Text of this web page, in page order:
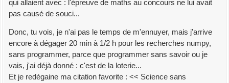
qui allaient avec : l'épreuve de maths au concours ne lui avait
pas causé de souci...
Donc, tu vois, je n'ai pas le temps de m'ennuyer, mais j'arrive
encore à dégager 20 min à 1/2 h pour les recherches numpy,
sans programmer, parce que programmer sans savoir ou je
vais, j'ai déjà donné : c'est de la loterie...
Et je redégaine ma citation favorite : << Science sans